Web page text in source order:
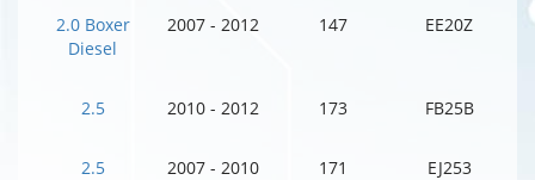
2.0 Boxer
Diesel
2007 - 2012 147 EE20Z
2.5 2010 - 2012 173 FB25B
2.5 2007 - 2010 171 EJ253